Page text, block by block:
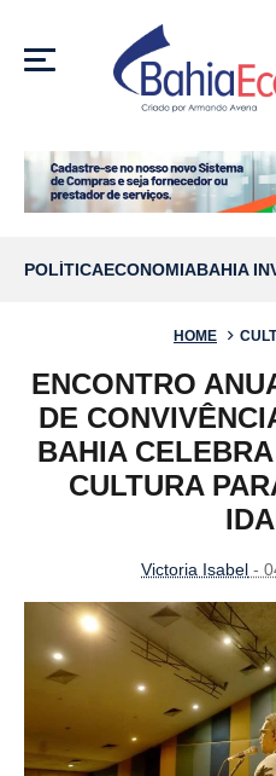
MENU
POLÍTICAECONOMIABAHIA
HOME
ENCONTRO
DE
BAHIA
CULTURA
Victoria Isabel -